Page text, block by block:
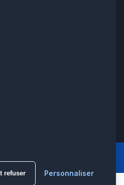
refuser Personnaliser